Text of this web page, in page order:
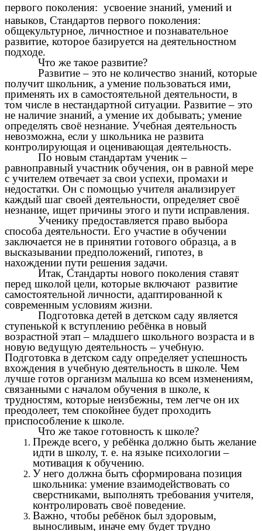
первого поколения: усвоение знаний, умений и
навыков, Стандартов первого поколения:
общекультурное, личностное и познавательное
развитие, которое базируется на деятельностном
подходе.
Что же такое развитие?
Развитие – это не количество знаний, которые
получит школьник, а умение пользоваться ими,
применять их в самостоятельной деятельности, в
том числе в нестандартной ситуации. Развитие – это
не наличие знаний, а умение их добывать; умение
определять своё незнание. Учебная деятельность
невозможна, если у школьника не развита
контролирующая и оценивающая деятельность.
По новым стандартам ученик –
равноправный участник обучения, он в равной мере
с учителем отвечает за свои успехи, промахи и
недостатки. Он с помощью учителя анализирует
каждый шаг своей деятельности, определяет своё
незнание, ищет причины этого и пути исправления.
Ученику предоставляется право выбора
способа деятельности. Его участие в обучении
заключается не в принятии готового образца, а в
высказывании предположений, гипотез, в
нахождении пути решения задачи.
Итак, Стандарты нового поколения ставят
перед школой цели, которые включают развитие
самостоятельной личности, адаптированной к
современным условиям жизни.
Подготовка детей в детском саду является
ступенькой к вступлению ребёнка в новый
возрастной этап – младшего школьного возраста и в
новую ведущую деятельность – учебную.
Подготовка в детском саду определяет успешность
вхождения в учебную деятельность в школе. Чем
лучше готов организм малыша ко всем изменениям,
связанными с началом обучения в школе, к
трудностям, которые неизбежны, тем легче он их
преодолеет, тем спокойнее будет проходить
приспособление к школе.
Что же такое готовность к школе?
Прежде всего, у ребёнка должно быть желание
идти в школу, т. е. на языке психологии –
мотивация к обучению.
У него должна быть сформирована позиция
школьника: умение взаимодействовать со
сверстниками, выполнять требования учителя,
контролировать своё поведение.
Важно, чтобы ребёнок был здоровым,
выносливым, иначе ему будет трудно